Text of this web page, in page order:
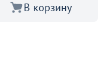
В корзину